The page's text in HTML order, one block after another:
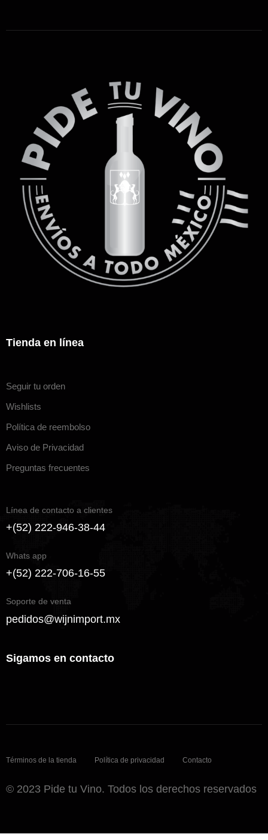
Tienda en línea
Seguir tu orden
Wishlists
Política de reembolso
Aviso de Privacidad
Preguntas frecuentes
Línea de contacto a clientes
+(52) 222-946-38-44
Whats app
+(52) 222-706-16-55
Soporte de venta
pedidos@wijnimport.mx
Sigamos en contacto
Términos de la tienda Política de privacidad Contacto
© 2023 Pide tu Vino. Todos los derechos reservados